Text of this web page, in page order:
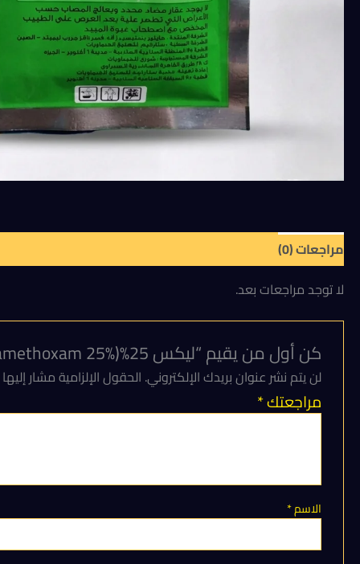
مراجعات (0)
لا توجد مراجعات بعد.
كن أول من يقيم “ليكس 25%(Thiamethoxam 25%) فعال لمكافحة العديد من الحشرات الذبابة البيضاء، والمن، والجاسيد، والبق الدقيقي، وغيرها).”
لن يتم نشر عنوان بريدك الإلكتروني. الحقول الإلزامية مشار إليها
مراجعتك*
الاسم*